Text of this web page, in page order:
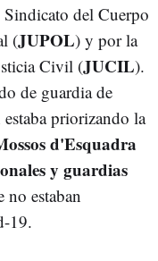
del Cuerpo
(JUPOL) y por la
Civil (JUCIL).
de guardia de
priorizando la
d'Esquadra
y guardias
no estaban
19.